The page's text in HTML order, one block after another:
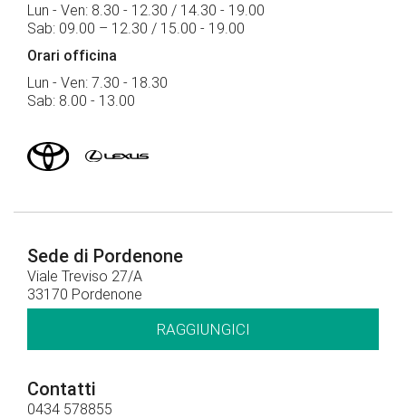
Lun - Ven: 8.30 - 12.30 / 14.30 - 19.00
Sab: 09.00 – 12.30 / 15.00 - 19.00
Orari officina
Lun - Ven: 7.30 - 18.30
Sab: 8.00 - 13.00
Sede di Pordenone
Viale Treviso 27/A
33170 Pordenone
RAGGIUNGICI
Contatti
0434 578855